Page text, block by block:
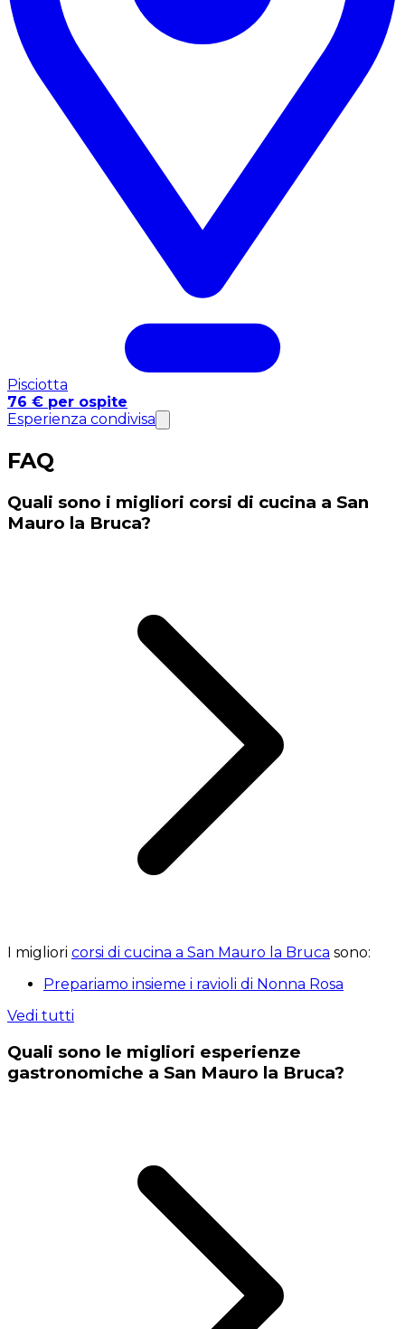
Pisciotta
76 € per ospite
Esperienza condivisa
FAQ
Quali sono i migliori corsi di cucina a San
Mauro la Bruca?
I migliori corsi di cucina a San Mauro la Bruca sono:
Prepariamo insieme i ravioli di Nonna Rosa
Vedi tutti
Quali sono le migliori esperienze
gastronomiche a San Mauro la Bruca?